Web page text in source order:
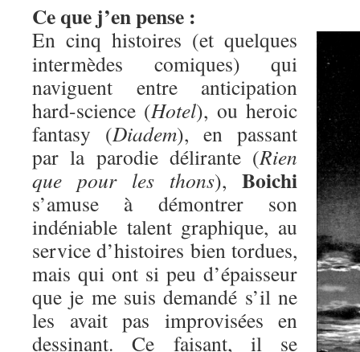
Ce que j’en pense :
En cinq histoires (et quelques
intermèdes comiques) qui
naviguent entre anticipation
hard-science (Hotel), ou heroic
fantasy (Diadem), en passant
par la parodie délirante (Rien
que pour les thons), Boichi
s’amuse à démontrer son
indéniable talent graphique, au
service d’histoires bien tordues,
mais qui ont si peu d’épaisseur
que je me suis demandé s’il ne
les avait pas improvisées en
dessinant. Ce faisant, il se